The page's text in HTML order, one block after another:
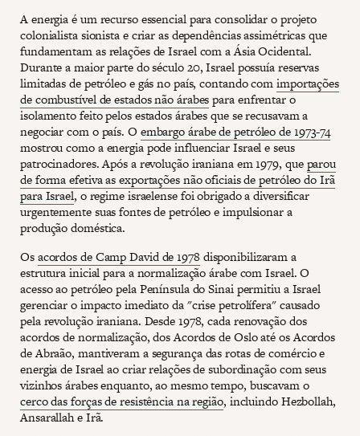
A energia é um recurso essencial para consolidar o projeto
colonialista sionista e criar as dependências assimétricas que
fundamentam as relações de Israel com a Ásia Ocidental.
Durante a maior parte do século 20, Israel possuía reservas
limitadas de petróleo e gás no país, contando comimportações
de combustível de estados não árabespara enfrentar o
isolamento feito pelos estados árabes que se recusavam a
negociar com o país. O embargo árabe de petróleo de 1973-74
mostrou como a energia pode influenciar Israel e seus
patrocinadores. Após a revolução iraniana em 1979, queparou
de forma efetiva as exportações não oficiais de petróleo do Irã
para Israel, o regime israelense foi obrigado a diversificar
urgentemente suas fontes de petróleo e impulsionar a
produção doméstica.
Osacordos de Camp David de 1978 disponibilizaram a
estrutura inicial para a normalização árabe com Israel. O
acesso ao petróleo pela Península do Sinai permitiu a Israel
gerenciar o impacto imediato da "crise petrolífera" causado
pela revolução iraniana. Desde 1978, cada renovação dos
acordos de normalização, dos Acordos de Oslo até os Acordos
de Abraão, mantiveram a segurança das rotas de comércio e
energia de Israel ao criar relações de subordinação com seus
vizinhos árabes enquanto, ao mesmo tempo, buscavam o
cerco das forças de resistência na região, incluindo Hezbollah,
Ansarallah e Irã.